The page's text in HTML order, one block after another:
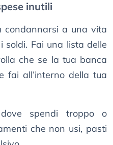
inutili
condannarsi a una vita
soldi. Fai una lista delle
che se la tua banca
fai all’interno della tua
spendi troppo o
che non usi, pasti